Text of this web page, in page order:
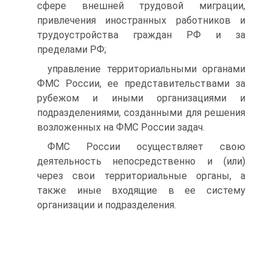
сфере внешней трудовой миграции,
привлечения иностранных работников и
трудоустройства граждан РФ и за
пределами РФ;
управление территориальными органами
ФМС России, ее представительствами за
рубежом и иными организациями и
подразделениями, созданными для решения
возложенных на ФМС России задач.
ФМС России осуществляет свою
деятельность непосредственно и (или)
через свои территориальные органы, а
также иные входящие в ее систему
организации и подразделения.